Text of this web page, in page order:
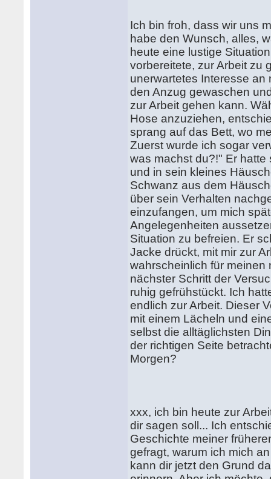
Ich bin froh, dass wir uns
habe den Wunsch, alles,
heute eine lustige
vorbereitete, zur Arbeit zu
unerwartetes Interesse
den Anzug gewaschen
zur Arbeit gehen kann.
Hose anzuziehen,
sprang auf das Bett, wo
Zuerst wurde ich sogar
was machst du?!" Er
und in sein kleines
Schwanz aus dem
über sein Verhalten
einzufangen, um mich
Angelegenheiten
Situation zu befreien. Er
Jacke drückt, mit mir zur
wahrscheinlich für meinen
nächster Schritt der
ruhig gefrühstückt. Ich
endlich zur Arbeit. Dieser
mit einem Lächeln und
selbst die alltäglichsten
der richtigen Seite
Morgen?
xxx, ich bin heute zur
dir sagen soll... Ich
Geschichte meiner
gefragt, warum ich mich
kann dir jetzt den Grund